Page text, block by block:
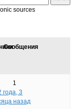
sources
Сообщения
1
года, 3
назад